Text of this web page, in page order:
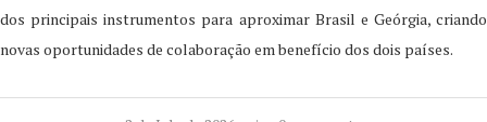
dos principais instrumentos para aproximar Brasil e Geórgia, criando
novas oportunidades de colaboração em benefício dos dois países.